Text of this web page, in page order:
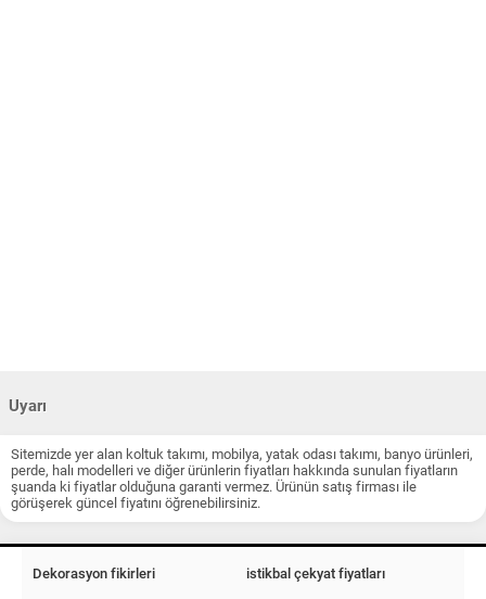
Uyarı
Sitemizde yer alan koltuk takımı, mobilya, yatak odası takımı, banyo ürünleri,
perde, halı modelleri ve diğer ürünlerin fiyatları hakkında sunulan fiyatların
şuanda ki fiyatlar olduğuna garanti vermez. Ürünün satış firması ile
görüşerek güncel fiyatını öğrenebilirsiniz.
Dekorasyon fikirleri istikbal çekyat fiyatları